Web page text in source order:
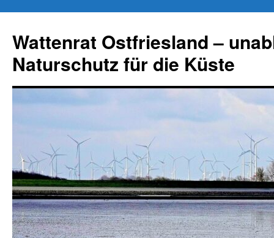
springen
Wattenrat Ostfriesland –
Naturschutz für die Küste